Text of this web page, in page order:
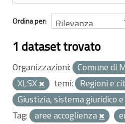
Ordina per
1 dataset trovato
Organizzazioni: Comune di
XLSX
temi: Regioni e
Giustizia, sistema giuridico
Tag: aree accoglienza